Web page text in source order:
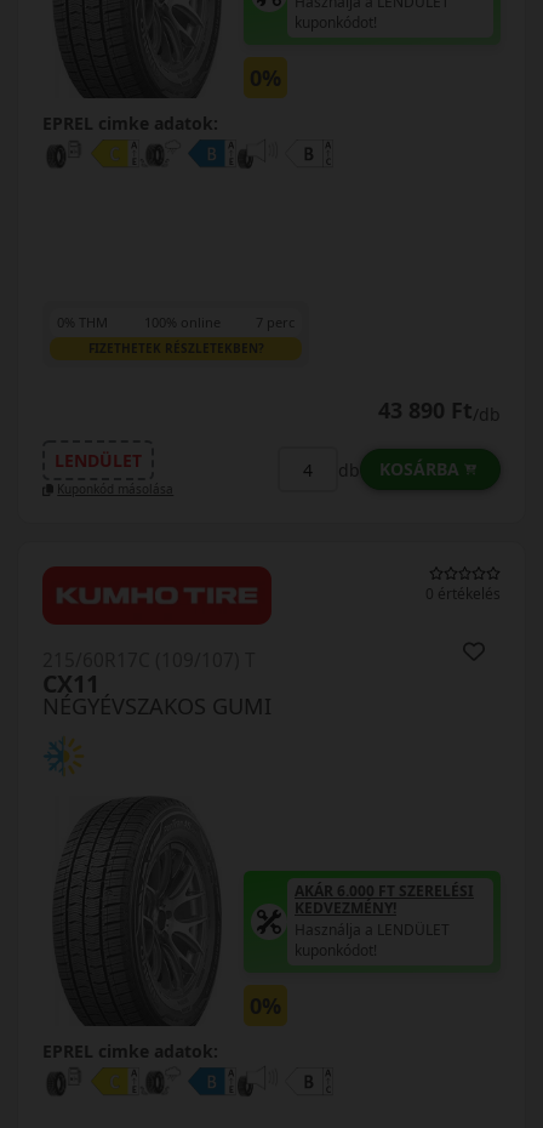
kuponkódot!
0%
EPREL cimke adatok:
0% THM 100% online 7 perc
FIZETHETEK RÉSZLETEKBEN?
43 890 Ft/db
LENDÜLET
Kuponkód másolása
db KOSÁRBA
0 értékelés
NÉGYÉVSZAKOS GUMI
CX11
AKÁR 6.000 FT SZERELÉSI
KEDVEZMÉNY!
Használja a LENDÜLET
kuponkódot!
0%
EPREL cimke adatok: